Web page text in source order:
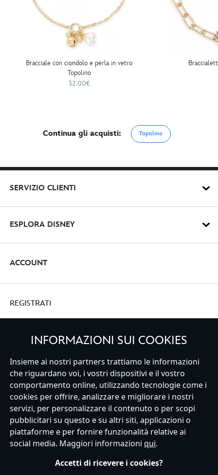
Bracciale con ciondolo e perla in vetro
Topolino
32.00€
Continua gli acquisti: Topolino
SERVIZIO CLIENTI
ESPLORA DISNEY
ACCOUNT
REGISTRATI
Italy
Servizio Clienti Termini d'Uso Trova Negozio
Mappa del Sito
Normativa Europea sul trattamento dei dati personali
Informativa sulla privacy
Politica dei Cookie
Informativa sulla privacy UE
Termini e Condizioni generali
Gestisci le impostazioni dei Cookies
s172 Statements
INFORMAZIONI SUI COOKIES
Insieme ai nostri partners trattiamo le informazioni
che riguardano voi, i vostri dispositivi e il vostro
comportamento online, utilizzando tecnologie come i
cookies per offrire, analizzare e migliorare i nostri
servizi, per personalizzare il contenuto o per scopi
pubblicitari su questo e su altri siti, applicazioni o
piattaforme e per fornire funzionalità relative ai
social media. Maggiori informazioni qui.
Accetti di ricevere i cookies?